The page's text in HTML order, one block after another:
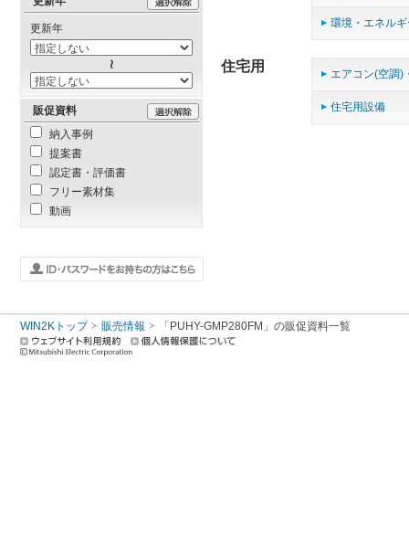
環境・エネル
住宅用 エアコン(空調)
住宅用設備
更新年
販促資料
納入事例
提案書
認定書・評価書
フリー素材集
動画
WIN2Kトップ 販売情報 「PUHY-GMP280FM」の販促資料一覧